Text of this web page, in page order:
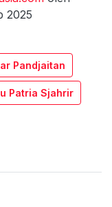
2025
Pandjaitan
Patria Sjahrir